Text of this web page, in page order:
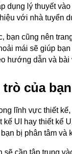
dụng lý thuyết
với nhà tuyển
bạn cũng nên
mái sẽ giúp
hướng dẫn và
của bạn
lĩnh vực thiết
kế UI hay thiết kế
bị phân tâm và
sẽ cần tập trung